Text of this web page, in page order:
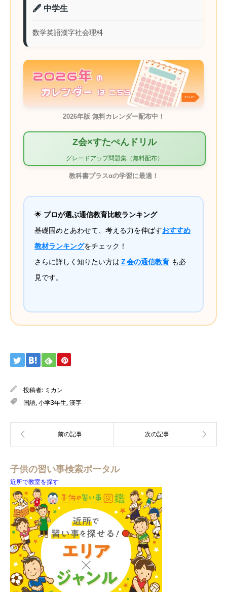
🖋️ 中学生
数学英語漢字社会理科
2026年版 無料カレンダー配布中！
Z会×すたぺんドリル
グレードアップ問題集（無料配布）
教科書プラスαの学習に最適！
🌟 プロが選ぶ通信教育比較ランキング
基礎固めとあわせて、考える力を伸ばすおすすめ
教材ランキングをチェック！
さらに詳しく知りたい方は Ｚ会の通信教育 も必
見です。
投稿者: ミカン
国語,小学3年生,漢字
子供の習い事検索ポータル
近所で教室を探す